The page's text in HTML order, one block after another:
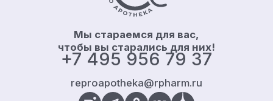
+7 495 956 79 37
reproapotheka@rpharm.ru
Мы стараемся для вас,
чтобы вы старались для них!